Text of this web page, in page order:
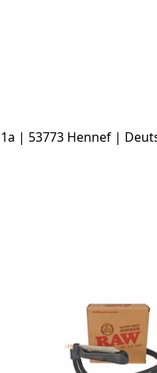
| 53773 Hennef |